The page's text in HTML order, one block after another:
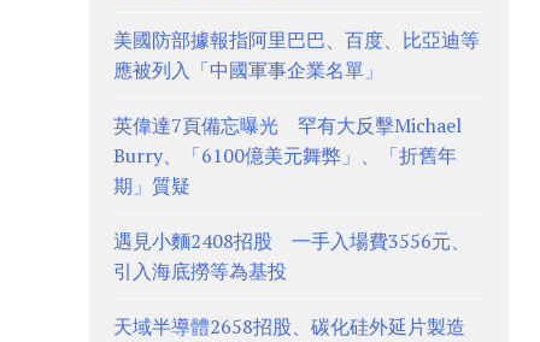
美國防部據報指阿里巴巴、百度、比亞迪等
應被列入「中國軍事企業名單」
英偉達7頁備忘曝光 罕有大反擊Michael
Burry、「6100億美元舞弊」、「折舊年
期」質疑
遇見小麵2408招股 一手入場費3556元、
引入海底撈等為基投
天域半導體2658招股、碳化硅外延片製造